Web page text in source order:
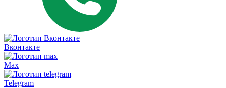
Вконтакте
Max
Telegram